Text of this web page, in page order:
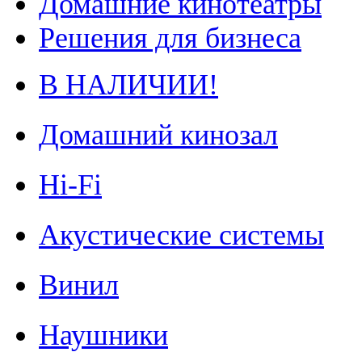
Решения для бизнеса
В НАЛИЧИИ!
Домашний кинозал
Hi-Fi
Акустические системы
Винил
Наушники